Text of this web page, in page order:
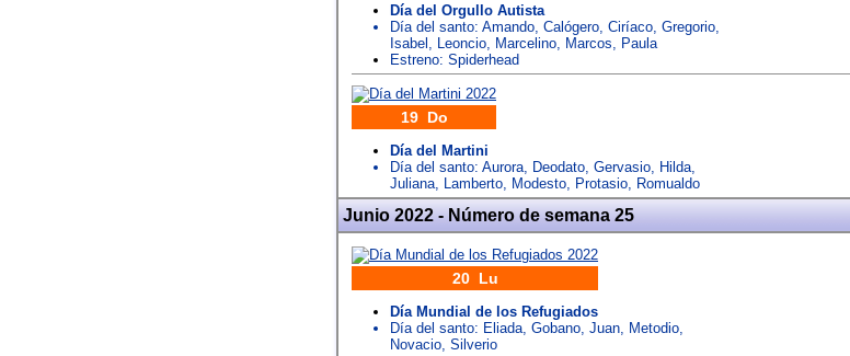
Día del Orgullo Autista
Día del santo: Amando Calógero Ciríaco Gregorio
Isabel
Leoncio Marcelino Marcos
Paula
Estreno: Spiderhead
19 Do
Día del Martini
Día del santo: Aurora Deodato Gervasio Hilda
Juliana Lamberto Modesto Protasio Romualdo
Junio 2022 - Número de semana 25
20 Lu
Día Mundial de los Refugiados
Día del santo: Eliada Gobano Juan Metodio
Novacio Silverio